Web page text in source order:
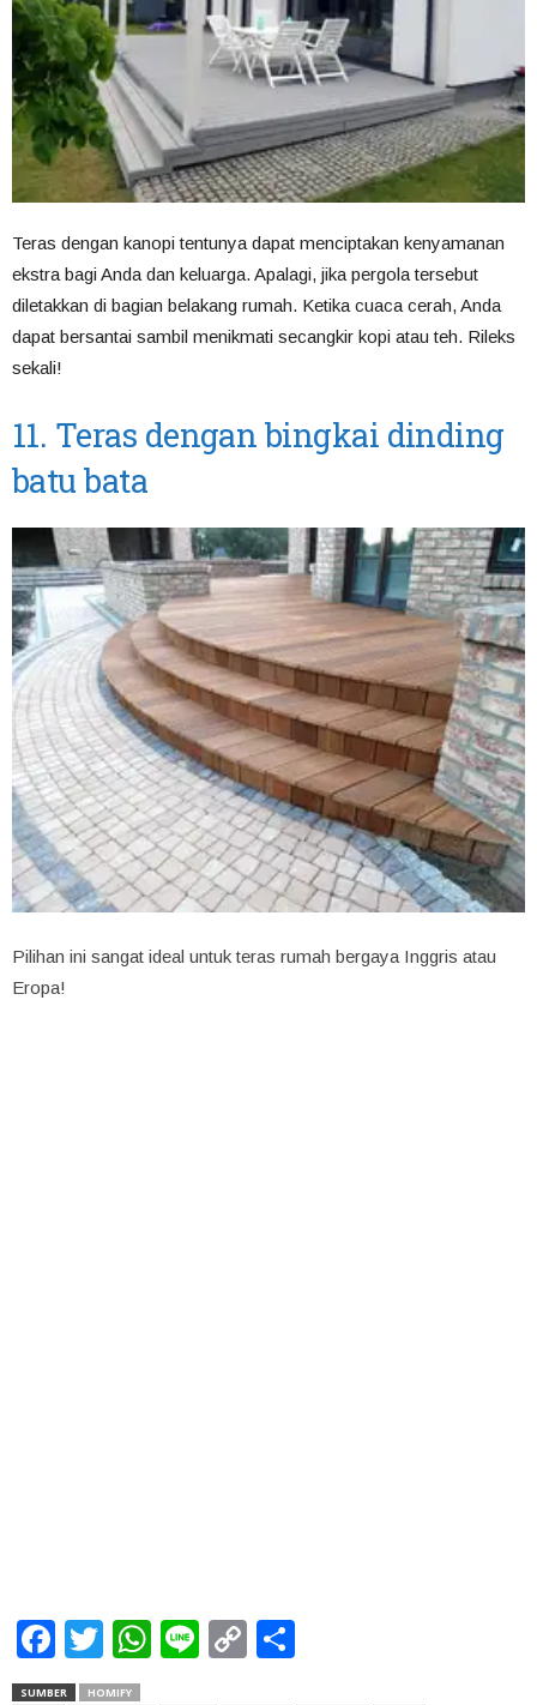
Teras dengan kanopi tentunya dapat menciptakan kenyamanan
ekstra bagi Anda dan keluarga. Apalagi, jika pergola tersebut
diletakkan di bagian belakang rumah. Ketika cuaca cerah, Anda
dapat bersantai sambil menikmati secangkir kopi atau teh. Rileks
sekali!
11. Teras dengan bingkai dinding
batu bata
Pilihan ini sangat ideal untuk teras rumah bergaya Inggris atau
Eropa!
Facebook
TwitterWhatsApp
LineCopy
SUMBER
HOMIFY